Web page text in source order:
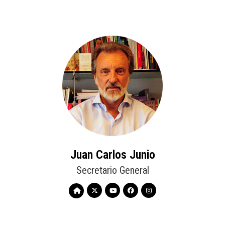
Juan Carlos Junio
Secretario General